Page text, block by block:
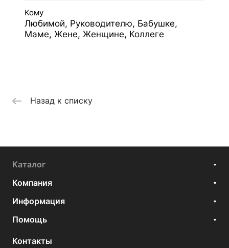
Кому
Любимой, Руководителю, Бабушке,
Маме, Жене, Женщине, Коллеге
Назад к списку
Каталог
Компания
Информация
Помощь
Контакты